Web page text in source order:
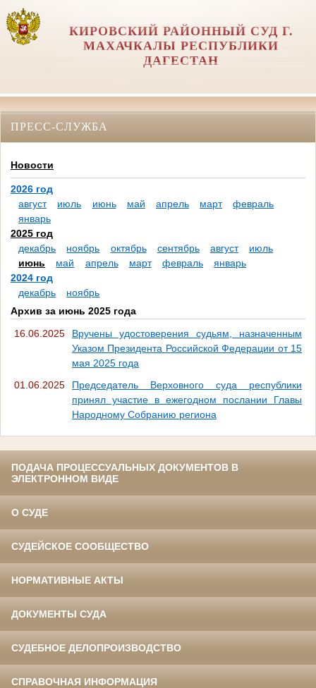
КИРОВСКИЙ РАЙОННЫЙ СУД Г.
МАХАЧКАЛЫ РЕСПУБЛИКИ
ДАГЕСТАН
ПРЕСС-СЛУЖБА
Новости
2026 год
август
июль июнь май апрель март
февраль
январь
2025 год
декабрь
ноябрь октябрь сентябрь август
июль
июнь
май апрель март февраль
январь
2024 год
декабрь
ноябрь
Архив за июнь 2025 года
16.06.2025
Вручены удостоверения судьям, назначенным
Указом Президента Российской Федерации от 15
мая 2025 года
01.06.2025
Председатель Верховного суда республики
принял участие в ежегодном послании Главы
Народному Собранию региона
ПОДАЧА ПРОЦЕССУАЛЬНЫХ ДОКУМЕНТОВ В
ЭЛЕКТРОННОМ ВИДЕ
О СУДЕ
СУДЕЙСКОЕ СООБЩЕСТВО
НОРМАТИВНЫЕ АКТЫ
ДОКУМЕНТЫ СУДА
СУДЕБНОЕ ДЕЛОПРОИЗВОДСТВО
СПРАВОЧНАЯ ИНФОРМАЦИЯ